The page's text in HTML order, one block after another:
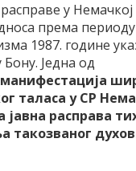
у Немачкој
према периоду
1987. године
Једна од
манифестација
таласа у СР
јавна расправа
такозваног